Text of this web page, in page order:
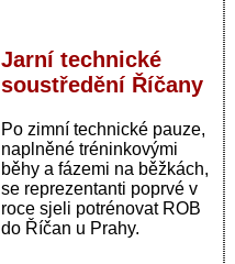
Jarní technické
soustředění Říčany
Po zimní technické pauze,
naplněné tréninkovými
běhy a fázemi na běžkách,
se reprezentanti poprvé v
roce sjeli potrénovat ROB
do Říčan u Prahy.